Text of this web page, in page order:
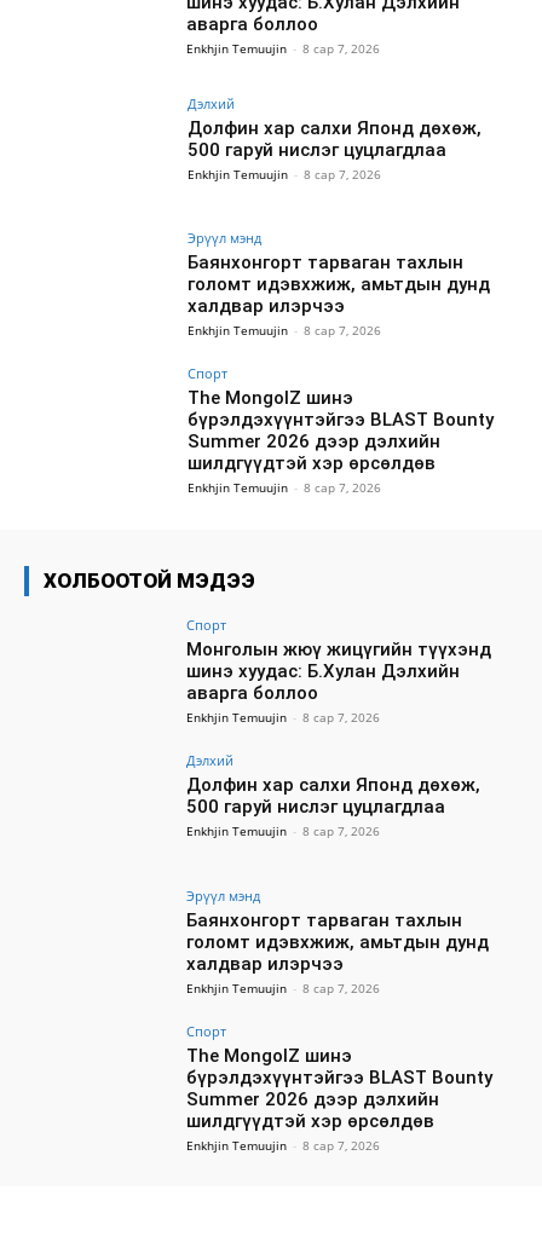
аварга боллоо
Enkhjin Temuujin - 8 сар 7, 2026
Дэлхий
Долфин хар салхи Японд дөхөж,
500 гаруй нислэг цуцлагдлаа
Enkhjin Temuujin - 8 сар 7, 2026
Эрүүл мэнд
Баянхонгорт тарваган тахлын
голомт идэвхжиж, амьтдын дунд
халдвар илэрчээ
Enkhjin Temuujin - 8 сар 7, 2026
Спорт
The MongolZ шинэ
бүрэлдэхүүнтэйгээ BLAST Bounty
Summer 2026 дээр дэлхийн
шилдгүүдтэй хэр өрсөлдөв
Enkhjin Temuujin - 8 сар 7, 2026
ХОЛБООТОЙ МЭДЭЭ
Спорт
Монголын жюү жицүгийн түүхэнд
шинэ хуудас: Б.Хулан Дэлхийн
аварга боллоо
Enkhjin Temuujin - 8 сар 7, 2026
Дэлхий
Долфин хар салхи Японд дөхөж,
500 гаруй нислэг цуцлагдлаа
Enkhjin Temuujin - 8 сар 7, 2026
Эрүүл мэнд
Баянхонгорт тарваган тахлын
голомт идэвхжиж, амьтдын дунд
халдвар илэрчээ
Enkhjin Temuujin - 8 сар 7, 2026
Спорт
The MongolZ шинэ
бүрэлдэхүүнтэйгээ BLAST Bounty
Summer 2026 дээр дэлхийн
шилдгүүдтэй хэр өрсөлдөв
Enkhjin Temuujin - 8 сар 7, 2026